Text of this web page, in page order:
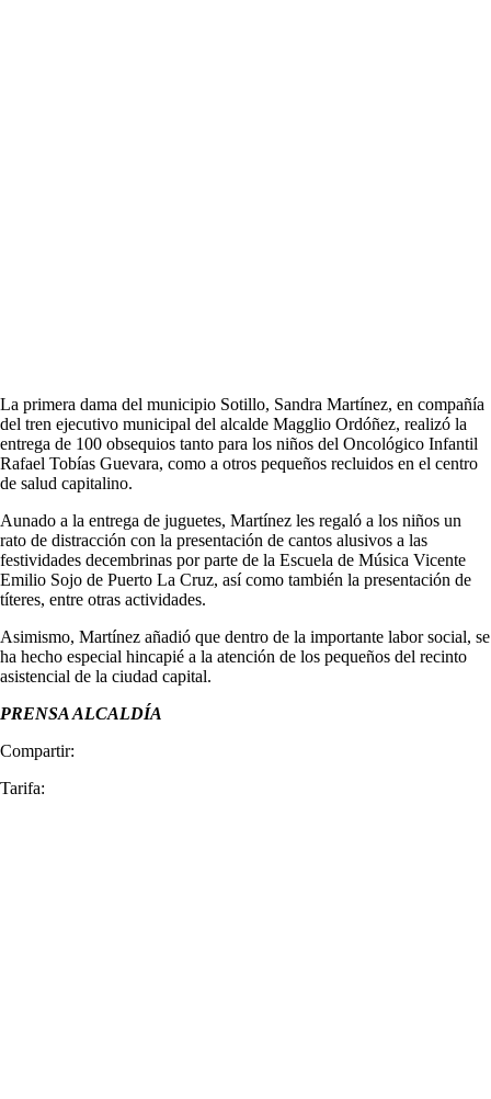
La primera dama del municipio Sotillo, Sandra Martínez, en compañía
del tren ejecutivo municipal del alcalde Magglio Ordóñez, realizó la
entrega de 100 obsequios tanto para los niños del Oncológico Infantil
Rafael Tobías Guevara, como a otros pequeños recluidos en el centro
de salud capitalino.
Aunado a la entrega de juguetes, Martínez les regaló a los niños un
rato de distracción con la presentación de cantos alusivos a las
festividades decembrinas por parte de la Escuela de Música Vicente
Emilio Sojo de Puerto La Cruz, así como también la presentación de
títeres, entre otras actividades.
Asimismo, Martínez añadió que dentro de la importante labor social, se
ha hecho especial hincapié a la atención de los pequeños del recinto
asistencial de la ciudad capital.
PRENSA ALCALDÍA
Compartir:
Tarifa: